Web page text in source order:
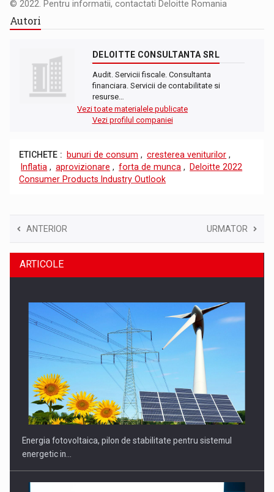
© 2022. Pentru informatii, contactati Deloitte Romania
Autori
DELOITTE CONSULTANTA SRL
Audit. Servicii fiscale. Consultanta
financiara. Servicii de contabilitate si
resurse…
Vezi toate materialele publicate
Vezi profilul companiei
ETICHETE : bunuri de consum , cresterea veniturilor ,
Inflatia , aprovizionare , forta de munca ,
Deloitte 2022
Consumer Products Industry Outlook
ANTERIOR URMATOR
ARTICOLE
Energia fotovoltaica, pilon de stabilitate pentru sistemul
energetic in…